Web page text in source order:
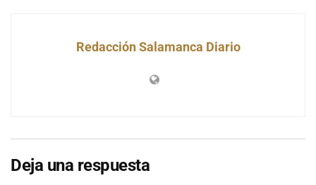
Redacción Salamanca Diario
Deja una respuesta